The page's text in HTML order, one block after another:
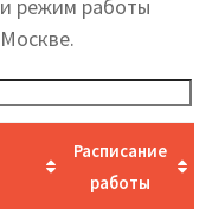
режим работы
Расписание
работы